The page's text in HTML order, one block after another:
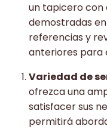
un tapicero con
demostradas
referencias y
anteriores para
Variedad de
ofrezca una
satisfacer sus
permitirá